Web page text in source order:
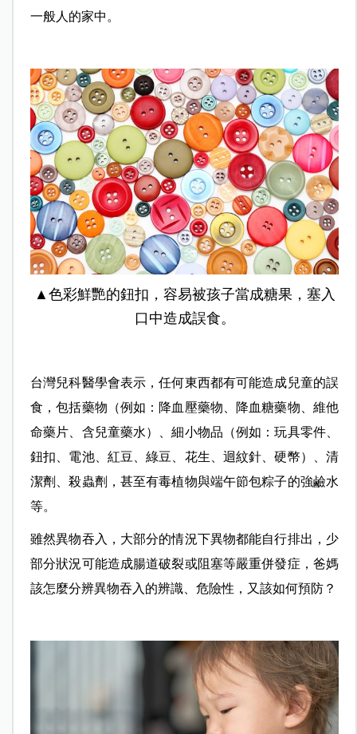
一般人的家中。
▲色彩鮮艷的鈕扣，容易被孩子當成糖果，塞入
口中造成誤食。
台灣兒科醫學會表示，任何東西都有可能造成兒童的誤
食，包括藥物（例如：降血壓藥物、降血糖藥物、維他
命藥片、含兒童藥水）、細小物品（例如：玩具零件、
鈕扣、電池、紅豆、綠豆、花生、迴紋針、硬幣）、清
潔劑、殺蟲劑，甚至有毒植物與端午節包粽子的強鹼水
等。
雖然異物吞入，大部分的情況下異物都能自行排出，少
部分狀況可能造成腸道破裂或阻塞等嚴重併發症，爸媽
該怎麼分辨異物吞入的辨識、危險性，又該如何預防？